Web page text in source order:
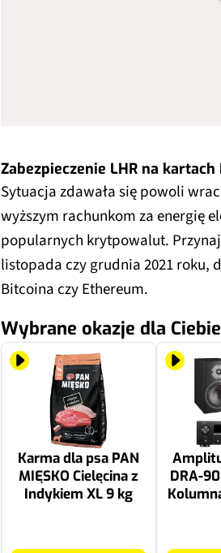
Zabezpieczenie LHR na kartach
Sytuacja zdawała się powoli
wyższym rachunkom za energię
popularnych krytpowalut.
listopada czy grudnia 2021 roku,
Bitcoina czy Ethereum.
Wybrane okazje dla Ciebie
Karma dla psa PAN
MIĘSKO Cielęcina z
Indykiem XL 9 kg
DRA-